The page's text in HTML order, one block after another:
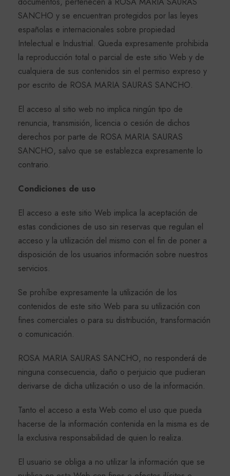
SANCHO y se encuentran protegidos por las leyes
españolas e internacionales sobre propiedad
Intelectual e Industrial. Queda expresamente prohibida
la reproducción total o parcial de este sitio Web y de
cualquiera de sus contenidos sin el permiso expreso y
por escrito de ROSA MARIA SAURAS SANCHO.
El acceso al sitio web no implica ningún tipo de
renuncia, transmisión, licencia o cesión de dichos
derechos por parte de ROSA MARIA SAURAS
SANCHO, salvo que se establezca expresamente lo
contrario.
Condiciones de uso
El acceso a este sitio Web implica la aceptación de
estas condiciones de uso sin reservas que regulan el
acceso y la utilización del mismo con el fin de poner a
disposición de los usuarios información sobre nuestros
servicios.
Se prohíbe expresamente la utilización de los
contenidos de este sitio Web para su utilización con
fines comerciales o para su distribución, transformación
o comunicación.
ROSA MARIA SAURAS SANCHO, no responderá de
ninguna consecuencia, daño o perjuicio que pudieran
derivarse de dicha utilización o uso de la información.
Tanto el acceso a esta Web como el uso que pueda
hacerse de la información contenida en la misma es de
la exclusiva responsabilidad de quien lo realiza.
El usuario se obliga a no utilizar la información que se